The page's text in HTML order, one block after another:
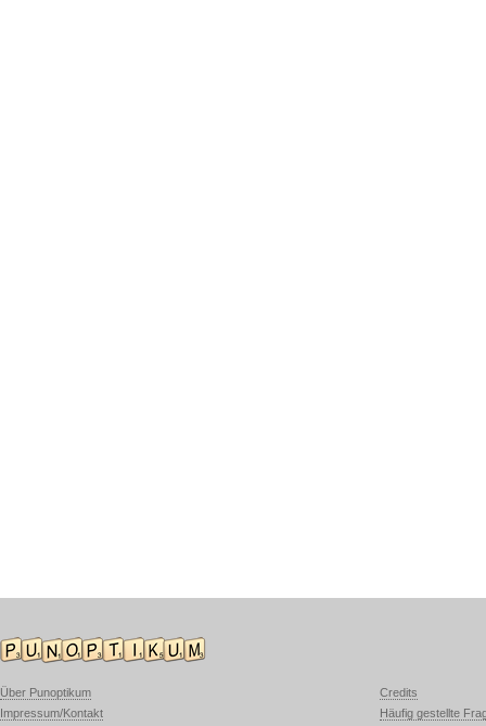
Über Punoptikum
Impressum/Kontakt
Credits
Häufig gestellte